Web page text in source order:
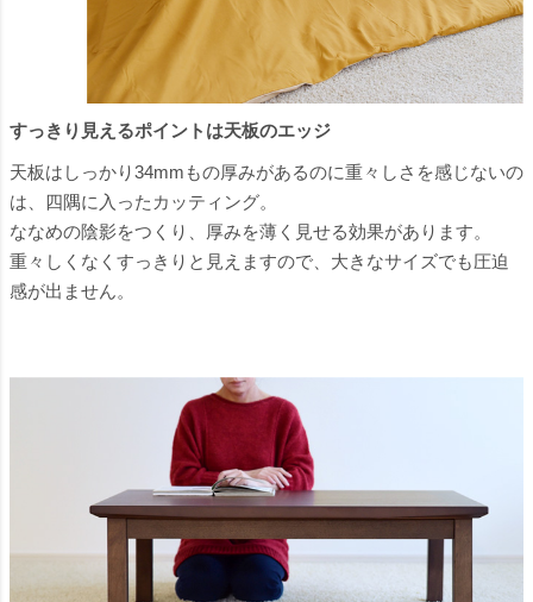
すっきり見えるポイントは天板のエッジ
天板はしっかり34mmもの厚みがあるのに重々しさを感じないの
は、四隅に入ったカッティング。
ななめの陰影をつくり、厚みを薄く見せる効果があります。
重々しくなくすっきりと見えますので、大きなサイズでも圧迫
感が出ません。